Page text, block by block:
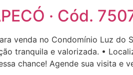
· Cód.
venda no Condomínio Luz do
tranquila e valorizada. •
chance! Agende sua visita e